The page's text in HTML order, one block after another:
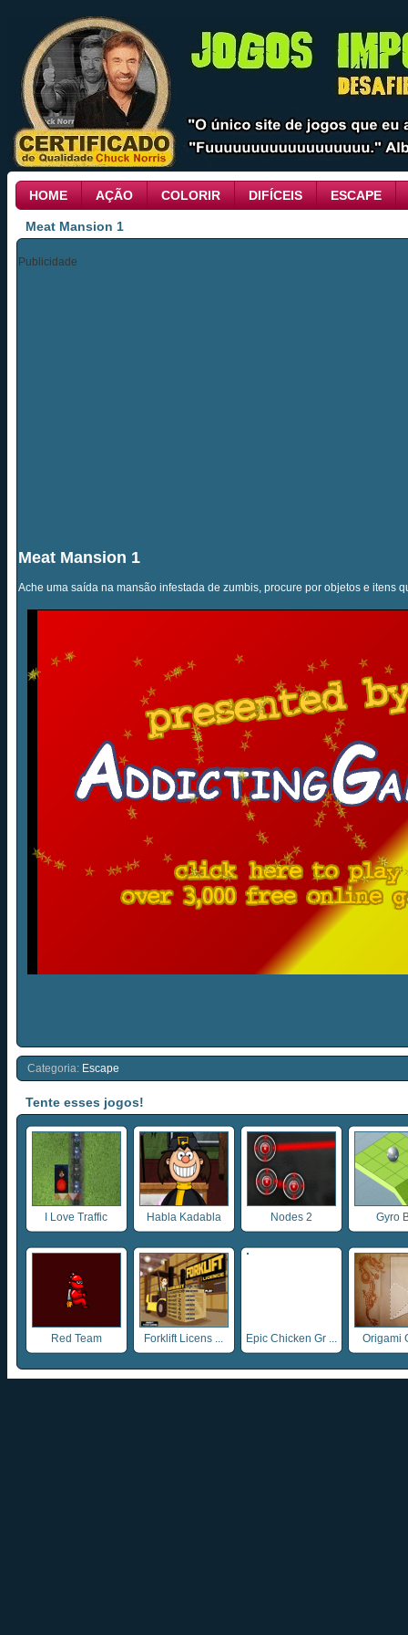
HOME AÇÃO COLORIR DIFÍCEIS ESCAPE
Meat Mansion 1
Publicidade
Meat Mansion 1
Ache uma saída na mansão infestada de zumbis, procure por objetos e itens
Categoria: Escape
Tente esses jogos!
I Love Traffic Habla Kadabla Nodes 2 Gyro
Red Team Forklift Licens ... Epic Chicken Gr ... Origami